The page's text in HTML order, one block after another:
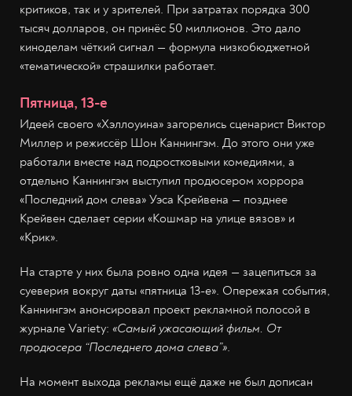
критиков, так и у зрителей. При затратах порядка 300
тысяч долларов, он принёс 50 миллионов. Это дало
киноделам чёткий сигнал — формула низкобюджетной
«тематической» страшилки работает.
Пятница, 13-е
Идеей своего «Хэллоуина» загорелись сценарист Виктор
Миллер и режиссёр Шон Каннингэм. До этого они уже
работали вместе над подростковыми комедиями, а
отдельно Каннингэм выступил продюсером хоррора
«Последний дом слева» Уэса Крейвена — позднее
Крейвен сделает серии «Кошмар на улице вязов» и
«Крик».
На старте у них была ровно одна идея — зацепиться за
суеверия вокруг даты «пятница 13-е». Опережая события,
Каннингэм анонсировал проект рекламной полосой в
журнале Variety: «Самый ужасающий фильм. От
продюсера “Последнего дома слева”».
На момент выхода рекламы ещё даже не был дописан